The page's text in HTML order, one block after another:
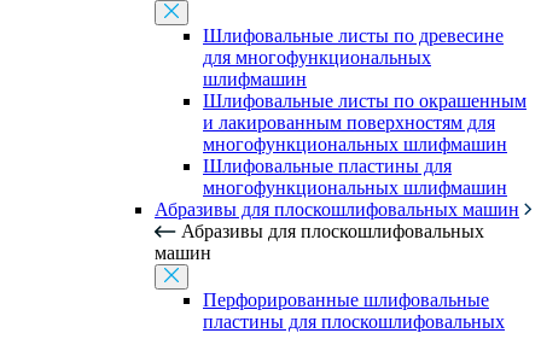
Шлифовальные листы по древесине
для многофункциональных
шлифмашин
Шлифовальные листы по окрашенным
и лакированным поверхностям для
многофункциональных шлифмашин
Шлифовальные пластины для
многофункциональных шлифмашин
Абразивы для плоскошлифовальных машин
Абразивы для плоскошлифовальных
машин
Перфорированные шлифовальные
пластины для плоскошлифовальных